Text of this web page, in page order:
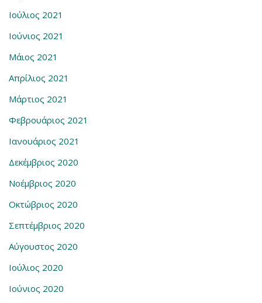
Ιούλιος 2021
Ιούνιος 2021
Μάιος 2021
Απρίλιος 2021
Μάρτιος 2021
Φεβρουάριος 2021
Ιανουάριος 2021
Δεκέμβριος 2020
Νοέμβριος 2020
Οκτώβριος 2020
Σεπτέμβριος 2020
Αύγουστος 2020
Ιούλιος 2020
Ιούνιος 2020